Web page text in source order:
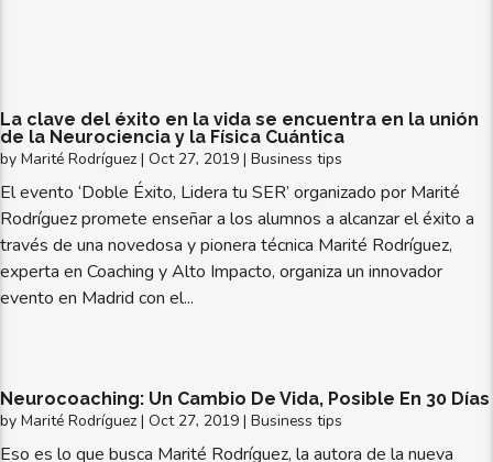
La clave del éxito en la vida se encuentra en la unión
de la Neurociencia y la Física Cuántica
by Marité Rodríguez | Oct 27, 2019 | Business tips
El evento ‘Doble Éxito, Lidera tu SER’ organizado por Marité
Rodríguez promete enseñar a los alumnos a alcanzar el éxito a
través de una novedosa y pionera técnica Marité Rodríguez,
experta en Coaching y Alto Impacto, organiza un innovador
evento en Madrid con el...
Neurocoaching: Un Cambio De Vida, Posible En 30 Días
by Marité Rodríguez | Oct 27, 2019 | Business tips
Eso es lo que busca Marité Rodríguez, la autora de la nueva